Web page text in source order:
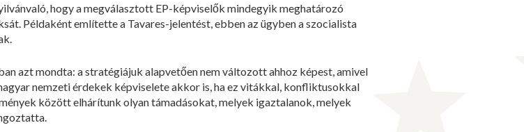
hogy a megválasztott EP-képviselők mindegyik meghatározó
Példaként említette a Tavares-jelentést, ebben az ügyben a szocialista
azt mondta: a stratégiájuk alapvetően nem változott ahhoz képest, amivel
nemzeti érdekek képviselete akkor is, ha ez vitákkal, konfliktusokkal
között elhárítunk olyan támadásokat, melyek igaztalanok, melyek